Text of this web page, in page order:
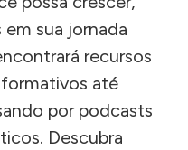
sua jornada
recursos
até
por podcasts
Descubra